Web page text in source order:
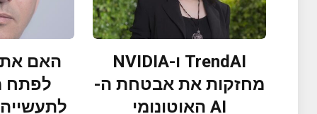
TrendAI ו-NVIDIA
מחזקות את אבטחת ה-
AI האוטונומי
האם